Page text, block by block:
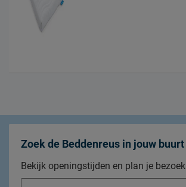
Zoek de Beddenreus in jouw buurt
Bekijk openingstijden en plan je bezoek